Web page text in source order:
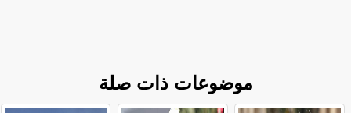
موضوعات ذات صلة